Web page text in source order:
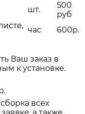
шт.
500
руб
час
600р.
Ваш заказ в
к установке.
всех